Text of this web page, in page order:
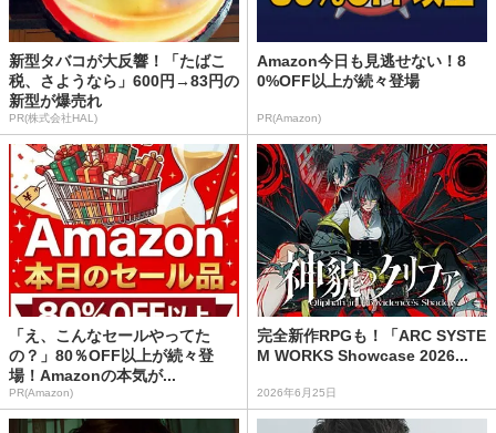
新型タバコが大反響！「たばこ
税、さようなら」600円→83円の
新型が爆売れ
PR(株式会社HAL)
Amazon今日も見逃せない！8
0%OFF以上が続々登場
PR(Amazon)
「え、こんなセールやってた
の？」80％OFF以上が続々登
場！Amazonの本気が...
PR(Amazon)
完全新作RPGも！「ARC SYSTE
M WORKS Showcase 2026...
2026年6月25日